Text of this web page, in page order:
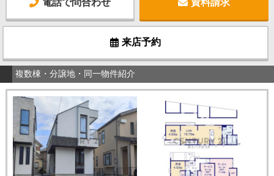
電話で問合わせ 資料請求
来店予約
複数棟・分譲地・同一物件紹介